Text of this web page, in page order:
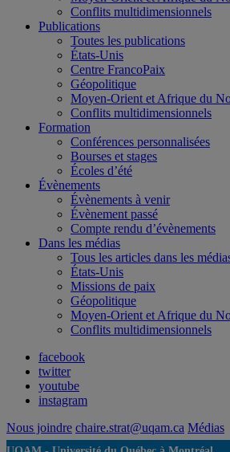
Conflits multidimensionnels
Publications
Toutes les publications
États-Unis
Centre FrancoPaix
Géopolitique
Moyen-Orient et Afrique du
Conflits multidimensionnels
Formation
Conférences personnalisées
Bourses et stages
Écoles d’été
Évènements
Évènements à venir
Évènement passé
Compte rendu d’évènements
Dans les médias
Tous les articles dans les
États-Unis
Missions de paix
Géopolitique
Moyen-Orient et Afrique du
Conflits multidimensionnels
facebook
twitter
youtube
instagram
Nous joindre chaire.strat@uqam.ca Médias